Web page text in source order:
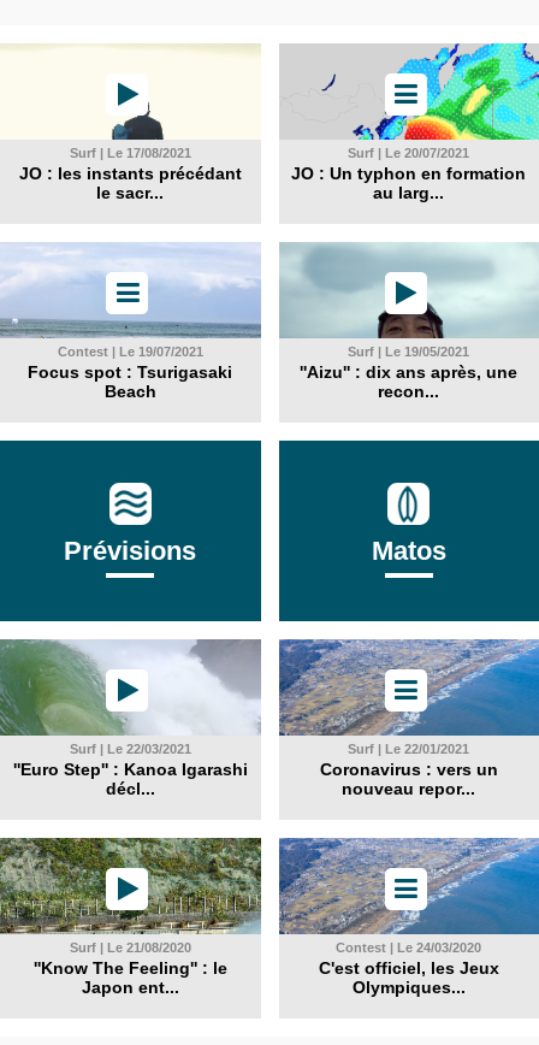
Surf | Le 17/08/2021
JO : les instants précédant
le sacr...
Surf | Le 20/07/2021
JO : Un typhon en formation
au larg...
Contest | Le 19/07/2021
Focus spot : Tsurigasaki
Beach
Surf | Le 19/05/2021
''Aizu'' : dix ans après, une
recon...
Prévisions Matos
Surf | Le 22/03/2021
''Euro Step'' : Kanoa Igarashi
décl...
Surf | Le 22/01/2021
Coronavirus : vers un
nouveau repor...
Surf | Le 21/08/2020
''Know The Feeling'' : le
Japon ent...
Contest | Le 24/03/2020
C'est officiel, les Jeux
Olympiques...